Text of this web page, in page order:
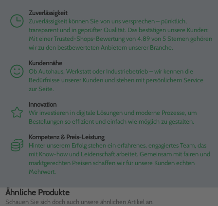
Zuverlässigkeit
Zuverlässigkeit können Sie von uns versprechen – pünktlich,
transparent und in geprüfter Qualität. Das bestätigen unsere Kunden:
Mit einer Trusted-Shops-Bewertung von 4.89 von 5 Sternen gehören
wir zu den bestbewerteten Anbietern unserer Branche.
Kundennähe
Ob Autohaus, Werkstatt oder Industriebetrieb – wir kennen die
Bedürfnisse unserer Kunden und stehen mit persönlichem Service
zur Seite.
Innovation
Wir investieren in digitale Lösungen und moderne Prozesse, um
Bestellungen so effizient und einfach wie möglich zu gestalten.
Kompetenz & Preis-Leistung
Hinter unserem Erfolg stehen ein erfahrenes, engagiertes Team, das
mit Know-how und Leidenschaft arbeitet. Gemeinsam mit fairen und
marktgerechten Preisen schaffen wir für unsere Kunden echten
Mehrwert.
Ähnliche Produkte
Schauen Sie sich doch auch unsere ähnlichen Artikel an.